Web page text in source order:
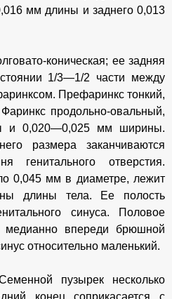
мм длины и заднего 0,013
коническая; ее задняя
1/3—1/2 части между
Префаринкс тонкий,
продольно-овальный,
и 0,020—0,025 мм ширины.
размера заканчиваются
генитального отверстия.
0,045 мм в диаметре, лежит
длины тела. Ее полость
синуса. Половое
медианно впереди брюшной
относительно маленький.
пузырек несколько
конец соприкасается с